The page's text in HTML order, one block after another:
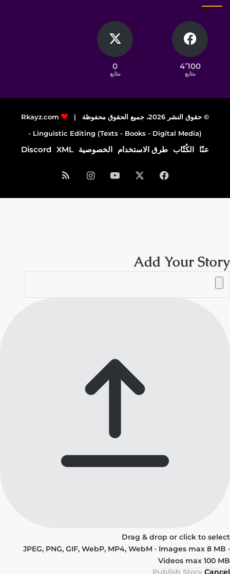
4٬100
متابع
0
متابع
© حقوق النشر 2026، جميع الحقوق محفوظة |
Rkayz.com
Linguistic Editing (Texts - Books - Digital Media) -
عنّا الكُتّاب طرق الاستخدام الخصوصية XML
Discord
فيسبوك ‫YouTubeانستقرامملخص
الموقع
Add Your Story
Drag & drop or click to select
JPEG, PNG, GIF, WebP, MP4, WebM · Images max 8 MB ·
Videos max 100 MB
Cancel
Publish Story